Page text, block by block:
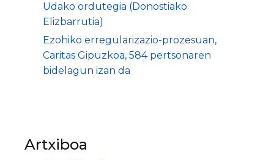
Udako ordutegia (Donostiako
Elizbarrutia)
Ezohiko erregularizazio-prozesuan,
Caritas Gipuzkoa, 584 pertsonaren
bidelagun izan da
Artxiboa